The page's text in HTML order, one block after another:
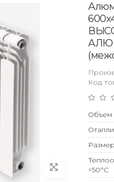
Код
Объем
=50°С